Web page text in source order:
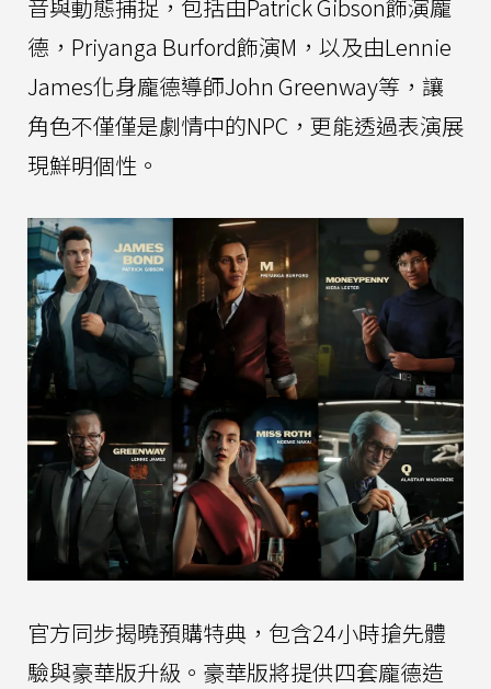
音與動態捕捉，包括由Patrick Gibson飾演龐
德，Priyanga Burford飾演M，以及由Lennie
James化身龐德導師John Greenway等，讓
角色不僅僅是劇情中的NPC，更能透過表演展
現鮮明個性。
官方同步揭曉預購特典，包含24小時搶先體
驗與豪華版升級。豪華版將提供四套龐德造